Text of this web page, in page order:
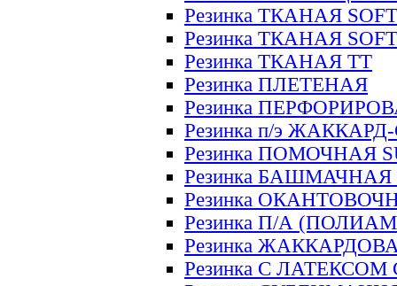
Резинка ТКАНАЯ SOFT
Резинка ТКАНАЯ
Резинка ТКАНАЯ ТТ
Резинка ПЛЕТЕНАЯ
Резинка
Резинка п/э
Резинка ПОМОЧНАЯ
Резинка БАШМАЧНАЯ
Резинка
Резинка П/А
Резинка
Резинка С ЛАТЕКСОМ